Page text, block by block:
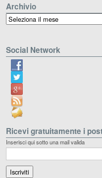
Archivio
Archivio
Social Network
Ricevi gratuitamente i
Inserisci qui sotto una mail valida